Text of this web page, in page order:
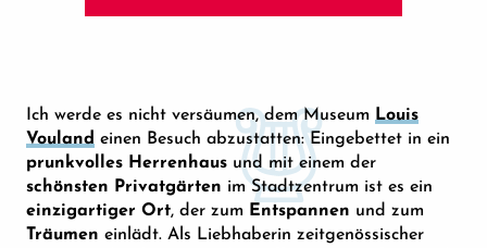
Ich werde es nicht versäumen, dem Museum Louis
Vouland einen Besuch abzustatten: Eingebettet in ein
prunkvolles Herrenhaus und mit einem der
schönsten Privatgärten im Stadtzentrum ist es ein
einzigartiger Ort, der zum Entspannen und zum
Träumen einlädt. Als Liebhaberin zeitgenössischer